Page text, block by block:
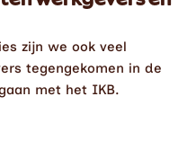
zijn we ook veel
tegengekomen in de
met het IKB.